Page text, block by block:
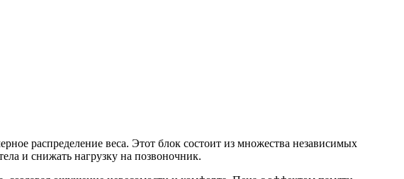
распределение веса. Этот блок состоит из множества независимых
и снижать нагрузку на позвоночник.